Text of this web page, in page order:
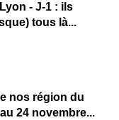
- J-1 : ils
tous là...
nos région du
24 novembre...